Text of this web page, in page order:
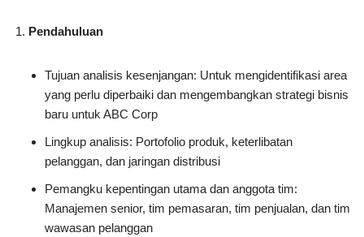
Pendahuluan
Tujuan analisis kesenjangan: Untuk mengidentifikasi area
yang perlu diperbaiki dan mengembangkan strategi bisnis
baru untuk ABC Corp
Lingkup analisis: Portofolio produk, keterlibatan
pelanggan, dan jaringan distribusi
Pemangku kepentingan utama dan anggota tim:
Manajemen senior, tim pemasaran, tim penjualan, dan tim
wawasan pelanggan